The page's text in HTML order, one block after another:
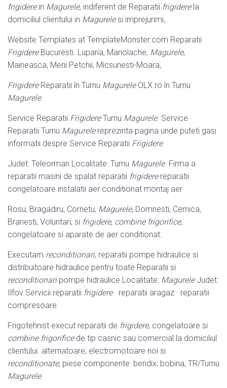
frigiderein Magurele, indiferent de Reparatii frigiderela
domiciliul clientului in Magurelesi imprejurimi,
Website Templates at TemplateMonster.com Reparatii
FrigidereBucuresti. Luparia, Manolache, Magurele,
Maineasca, Merii Petchii, Micsunesti-Moara,
FrigidereReparatii în Turnu MagureleOLX.ro în Turnu
Magurele.
Service Reparatii FrigidereTurnu Magurele. Service
Reparatii Turnu Magurelereprezinta pagina unde puteti gasi
informatii despre Service Reparatii Frigidere
Judet: Teleorman Localitate: Turnu Magurele. Firma a
reparatii masini de spalat reparatii frigiderereparatii
congelatoare instalatii aer conditionat montaj aer
Rosu, Bragadiru, Cornetu, Magurele, Domnesti, Cernica,
Branesti, Voluntari, si frigidere, combine frigorifice,
congelatoare si aparate de aer conditionat.
Executam reconditionari, reparatii pompe hidraulice si
distribuitoare hidraulice pentru toate Reparatii si
reconditionaripompe hidraulice Localitate: MagureleJudet:
Ilfov Servicii reparatii frigidere· reparatii aragaz · reparatii
compresoare.
Frigotehnist execut reparatii de frigidere, congelatoare si
combine frigorificede tip casnic sau comercial la domiciliul
clientului. alternatoare, electromotoare noi si
reconditionate, piese componente: bendix, bobina, TR/Turnu
Magurele.